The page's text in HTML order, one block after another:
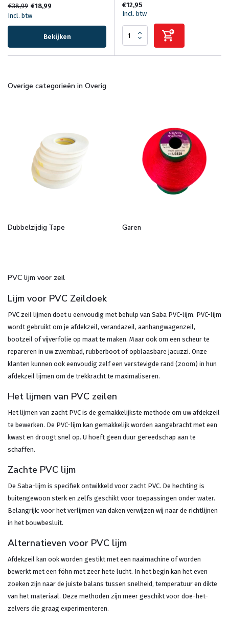
€38,99 €18,99
Incl. btw
Bekijken
€12,95
Incl. btw
Overige categorieën in Overig
Dubbelzijdig Tape Garen
PVC lijm voor zeil
Lijm voor PVC Zeildoek
PVC zeil lijmen doet u eenvoudig met behulp van Saba PVC-lijm. PVC-lijm
wordt gebruikt om je afdekzeil, verandazeil, aanhangwagenzeil,
bootzeil of vijverfolie op maat te maken. Maar ook om een scheur te
repareren in uw zwembad, rubberboot of opblaasbare jacuzzi. Onze
klanten kunnen ook eenvoudig zelf een verstevigde rand (zoom) in hun
afdekzeil lijmen om de trekkracht te maximaliseren.
Het lijmen van PVC zeilen
Het lijmen van zacht PVC is de gemakkelijkste methode om uw afdekzeil
te bewerken. De PVC-lijm kan gemakkelijk worden aangebracht met een
kwast en droogt snel op. U hoeft geen duur gereedschap aan te
schaffen.
Zachte PVC lijm
De Saba-lijm is specifiek ontwikkeld voor zacht PVC. De hechting is
buitengewoon sterk en zelfs geschikt voor toepassingen onder water.
Belangrijk: voor het verlijmen van daken verwijzen wij naar de richtlijnen
in het bouwbesluit.
Alternatieven voor PVC lijm
Afdekzeil kan ook worden gestikt met een naaimachine of worden
bewerkt met een föhn met zeer hete lucht. In het begin kan het even
zoeken zijn naar de juiste balans tussen snelheid, temperatuur en dikte
van het materiaal. Deze methoden zijn meer geschikt voor doe-het-
zelvers die graag experimenteren.